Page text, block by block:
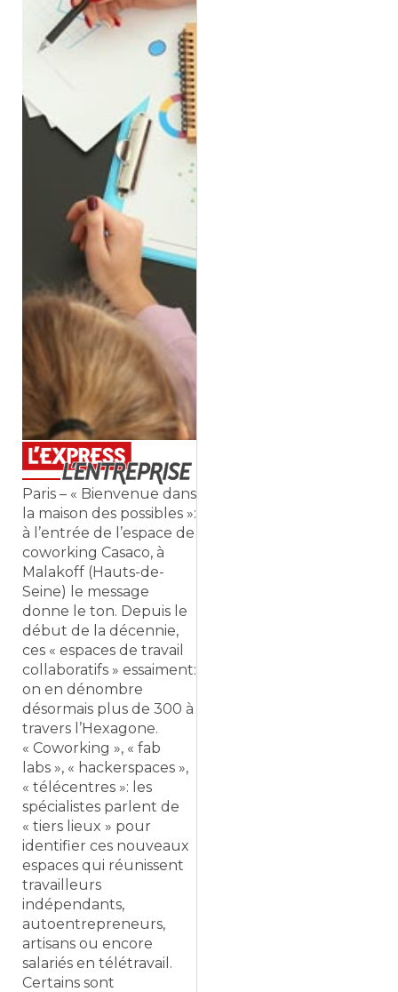
Paris – « Bienvenue dans
la maison des possibles »:
à l’entrée de l’espace de
coworking Casaco, à
Malakoff (Hauts-de-
Seine) le message
donne le ton. Depuis le
début de la décennie,
ces « espaces de travail
collaboratifs » essaiment:
on en dénombre
désormais plus de 300 à
travers l’Hexagone.
« Coworking », « fab
labs », « hackerspaces »,
« télécentres »: les
spécialistes parlent de
« tiers lieux » pour
identifier ces nouveaux
espaces qui réunissent
travailleurs
indépendants,
autoentrepreneurs,
artisans ou encore
salariés en télétravail.
Certains sont